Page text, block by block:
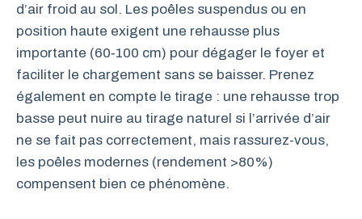
d’air froid au sol. Les poêles suspendus ou en
position haute exigent une rehausse plus
importante (60‑100 cm) pour dégager le foyer et
faciliter le chargement sans se baisser. Prenez
également en compte le tirage : une rehausse trop
basse peut nuire au tirage naturel si l’arrivée d’air
ne se fait pas correctement, mais rassurez-vous,
les poêles modernes (rendement >80%)
compensent bien ce phénomène.